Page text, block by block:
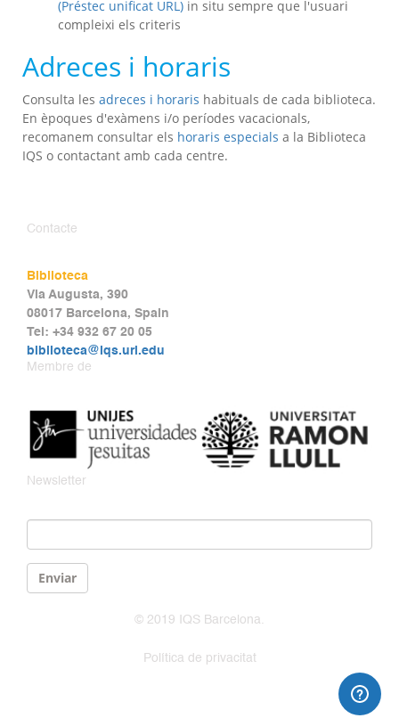
(Préstec unificat URL) in situ sempre que l'usuari
compleixi els criteris
Adreces i horaris
Consulta les adreces i horaris habituals de cada biblioteca.
En èpoques d'exàmens i/o períodes vacacionals,
recomanem consultar els horaris especials a la Biblioteca
IQS o contactant amb cada centre.
Contacte
Biblioteca
Via Augusta, 390
08017 Barcelona, Spain
Tel: +34 932 67 20 05
biblioteca@iqs.url.edu
Membre de
Newsletter
Enviar
© 2019 IQS Barcelona.
Política de privacitat